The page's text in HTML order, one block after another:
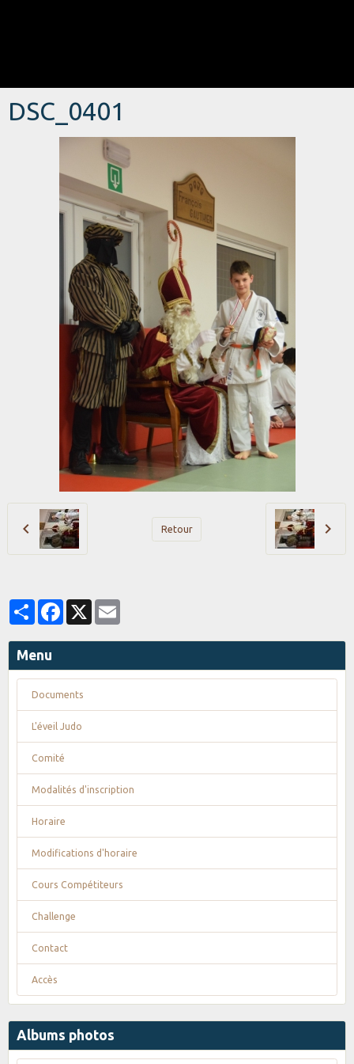
DSC_0401
Retour
PartagerFacebook
X
Menu
Documents
L'éveil Judo
Comité
Modalités d'inscription
Horaire
Modifications d'horaire
Cours Compétiteurs
Challenge
Contact
Accès
Albums photos